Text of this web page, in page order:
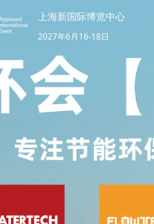
上海新国际博览中心
2027年6月16-18日